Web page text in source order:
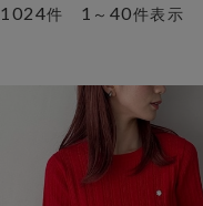
1024件 1 ～ 40件表示